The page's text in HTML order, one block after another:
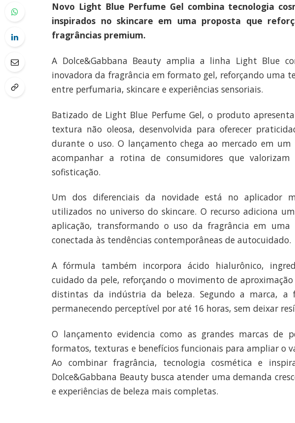
Novo Light Blue Perfume Gel combina tecnologia
inspirados no skincare em uma proposta que
fragrâncias premium.
A Dolce&Gabbana Beauty amplia a linha Light Blue
inovadora da fragrância em formato gel, reforçando uma
entre perfumaria, skincare e experiências sensoriais.
Batizado de Light Blue Perfume Gel, o produto
textura não oleosa, desenvolvida para oferecer
durante o uso. O lançamento chega ao mercado em
acompanhar a rotina de consumidores que
sofisticação.
Um dos diferenciais da novidade está no aplicador
utilizados no universo do skincare. O recurso adiciona
aplicação, transformando o uso da fragrância em uma
conectada às tendências contemporâneas de autocuidado.
A fórmula também incorpora ácido hialurônico,
cuidado da pele, reforçando o movimento de
distintas da indústria da beleza. Segundo a marca, a
permanecendo perceptível por até 16 horas, sem deixar
O lançamento evidencia como as grandes marcas de
formatos, texturas e benefícios funcionais para ampliar o
Ao combinar fragrância, tecnologia cosmética e
Dolce&Gabbana Beauty busca atender uma demanda
e experiências de beleza mais completas.